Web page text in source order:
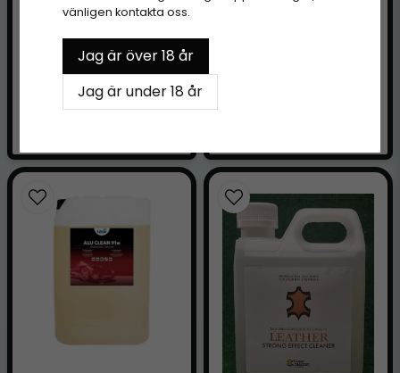
RESIN POLISH
259 kr
LÄGG I VARUKORGEN
vänligen kontakta oss.
Jag är över 18 år
Jag är under 18 år